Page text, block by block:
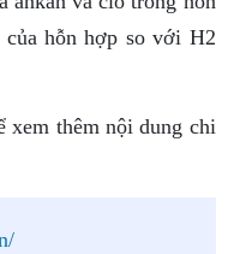
hỗn hợp so với H2
xem thêm nội dung chi